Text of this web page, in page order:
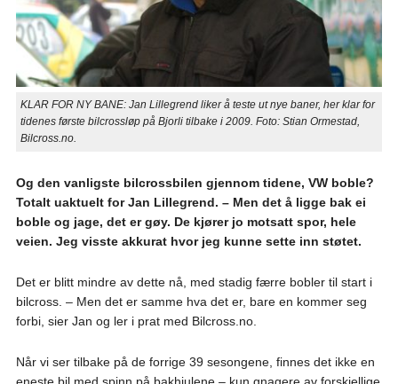
KLAR FOR NY BANE: Jan Lillegrend liker å teste ut nye baner, her klar for
tidenes første bilcrossløp på Bjorli tilbake i 2009. Foto: Stian Ormestad,
Bilcross.no.
Og den vanligste bilcrossbilen gjennom tidene, VW boble?
Totalt uaktuelt for Jan Lillegrend. – Men det å ligge bak ei
boble og jage, det er gøy. De kjører jo motsatt spor, hele
veien. Jeg visste akkurat hvor jeg kunne sette inn støtet.
Det er blitt mindre av dette nå, med stadig færre bobler til start i
bilcross. – Men det er samme hva det er, bare en kommer seg
forbi, sier Jan og ler i prat med Bilcross.no.
Når vi ser tilbake på de forrige 39 sesongene, finnes det ikke en